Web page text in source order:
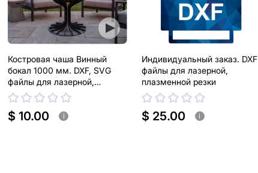
Костровая чаша Винный
бокал 1000 мм. DXF, SVG
файлы для лазерной,
плазменной резки
$ 10.00 i
Индивидуальный заказ. DXF
файлы для лазерной,
плазменной резки
$ 25.00 i